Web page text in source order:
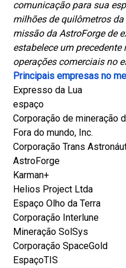
comunicação para sua
milhões de quilômetros
missão da AstroForge de
estabelece um
operações comerciais no
Principais empresas no
Expresso da Lua
espaço
Corporação de mineração
Fora do mundo, Inc.
Corporação Trans
AstroForge
Karman+
Helios Project Ltda
Espaço Olho da Terra
Corporação Interlune
Mineração SolSys
Corporação SpaceGold
EspaçoTIS